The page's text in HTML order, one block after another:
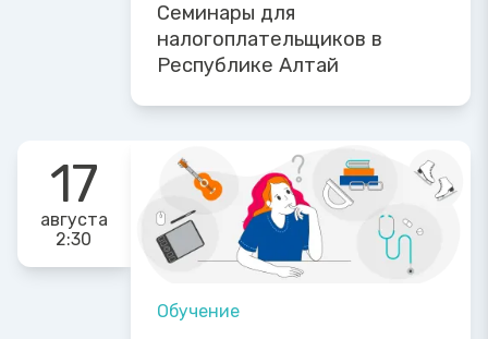
Семинары для
налогоплательщиков в
Республике Алтай
17
августа
2:30
Обучение